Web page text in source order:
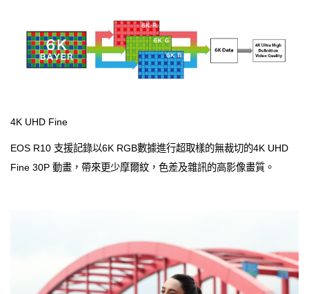
4K UHD Fine
EOS R10 支援記錄以6K RGB數據進行超取樣的無裁切的4K UHD
Fine 30P 動畫，帶來更少摩爾紋，色差及雜訊的高影像畫質。